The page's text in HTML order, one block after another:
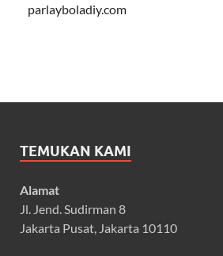
parlayboladiy.com
TEMUKAN KAMI
Alamat
Jl. Jend. Sudirman 8
Jakarta Pusat, Jakarta 10110